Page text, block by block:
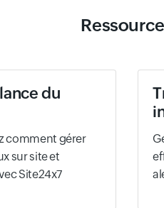
du
comment gérer
sur site et
Site24x7